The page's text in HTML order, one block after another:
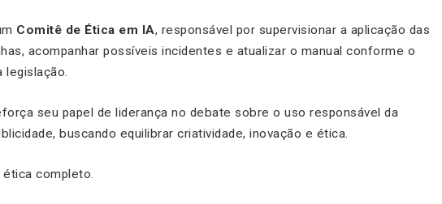
Comitê de Ética em IA, responsável por supervisionar a aplicação das
acompanhar possíveis incidentes e atualizar o manual conforme o
legislação.
seu papel de liderança no debate sobre o uso responsável da
buscando equilibrar criatividade, inovação e ética.
ética completo.